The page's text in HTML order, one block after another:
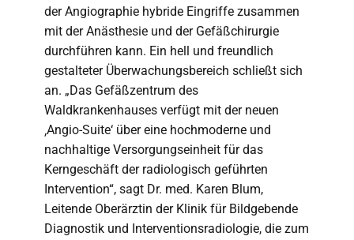
der Angiographie hybride Eingriffe zusammen
mit der Anästhesie und der Gefäßchirurgie
durchführen kann. Ein hell und freundlich
gestalteter Überwachungsbereich schließt sich
an. „Das Gefäßzentrum des
Waldkrankenhauses verfügt mit der neuen
‚Angio-Suite‘ über eine hochmoderne und
nachhaltige Versorgungseinheit für das
Kerngeschäft der radiologisch geführten
Intervention“, sagt Dr. med. Karen Blum,
Leitende Oberärztin der Klinik für Bildgebende
Diagnostik und Interventionsradiologie, die zum